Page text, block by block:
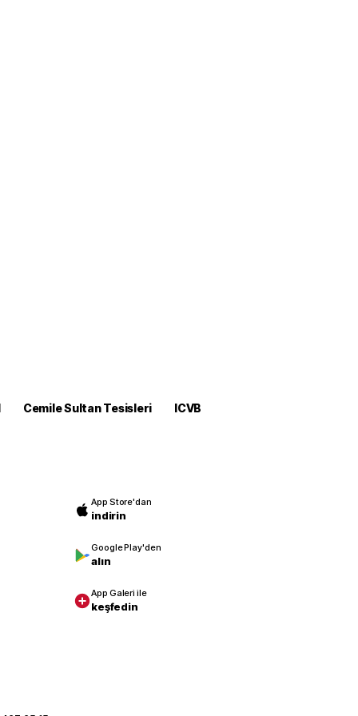
Cemile Sultan Tesisleri
ICVB
App Store'dan
indirin
Google Play'den
alın
App Galeri ile
keşfedin